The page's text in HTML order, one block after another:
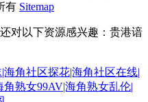
有 Sitemap
对以下资源感兴趣：贵港谙
角社区探花|海角社区在线|
熟女99AV|海角熟女乱伦|